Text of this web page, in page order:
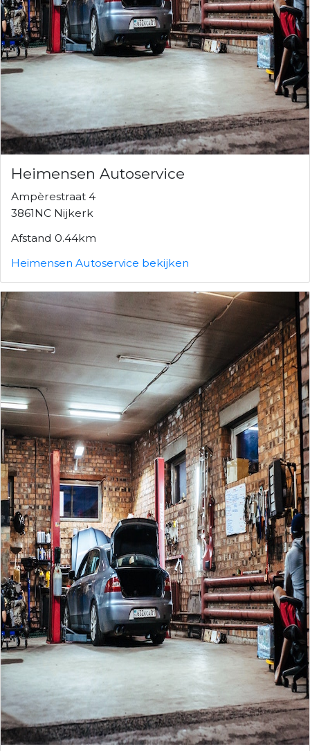
Heimensen Autoservice
Ampèrestraat 4
3861NC Nijkerk
Afstand 0.44km
Heimensen Autoservice bekijken